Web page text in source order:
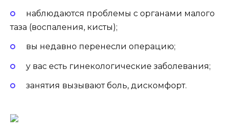
наблюдаются проблемы с органами малого
таза (воспаления, кисты);
вы недавно перенесли операцию;
у вас есть гинекологические заболевания;
занятия вызывают боль, дискомфорт.